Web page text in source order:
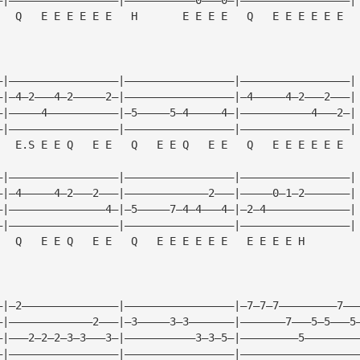
Q   E E E E E E   H       E E E E   Q   E E E E E E
E.S E E Q   E E   Q   E E Q   E E   Q   E E E E E E
Q   E E Q   E E   Q   E E E E E E   E E E E H